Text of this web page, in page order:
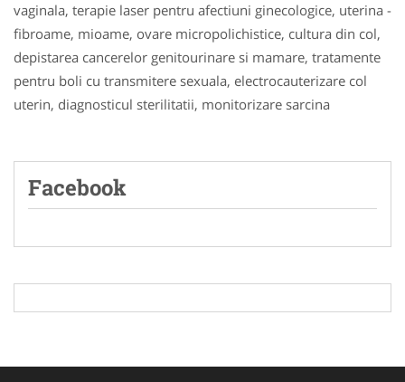
vaginala, terapie laser pentru afectiuni ginecologice, uterina -
fibroame, mioame, ovare micropolichistice, cultura din col,
depistarea cancerelor genitourinare si mamare, tratamente
pentru boli cu transmitere sexuala, electrocauterizare col
uterin, diagnosticul sterilitatii, monitorizare sarcina
Facebook